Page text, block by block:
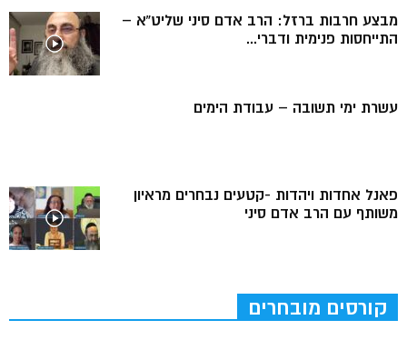
מבצע חרבות ברזל: הרב אדם סיני שליט”א –
התייחסות פנימית ודברי...
עשרת ימי תשובה – עבודת הימים
פאנל אחדות ויהדות -קטעים נבחרים מראיון
משותף עם הרב אדם סיני
קורסים מובחרים